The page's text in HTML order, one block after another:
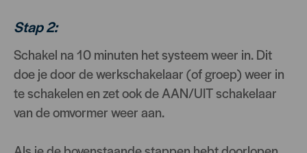
Stap 2:
Schakel na 10 minuten het systeem weer in. Dit
doe je door de werkschakelaar (of groep) weer in
te schakelen en zet ook de AAN/UIT schakelaar
van de omvormer weer aan.